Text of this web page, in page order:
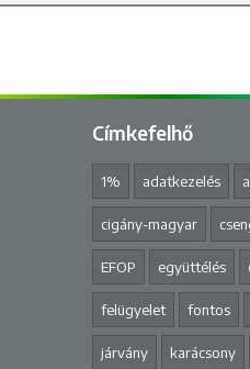
Címkefelhő
1% adatkezelés
cigány-magyar
EFOP együttélés
felügyelet fontos
járvány karácsony